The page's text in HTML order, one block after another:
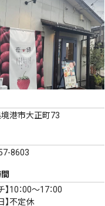
港市大正町73
8603
】10：00～17：00
】不定休